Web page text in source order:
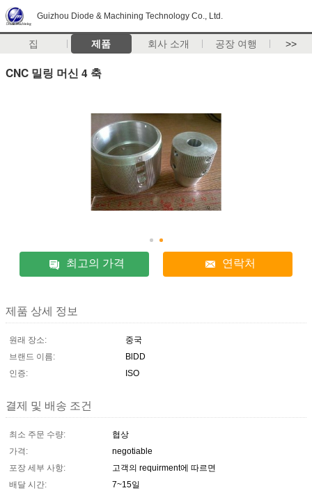
Guizhou Diode & Machining Technology Co., Ltd.
집 제품 회사 소개 공장 여행 >>
CNC 밀링 머신 4 축
최고의 가격 연락처
제품 상세 정보
원래 장소:
중국
브랜드 이름:
BlDD
인증:
ISO
결제 및 배송 조건
최소 주문 수량:
협상
가격:
negotiable
포장 세부 사항:
고객의 requirment에 따르면
배달 시간:
7~15일